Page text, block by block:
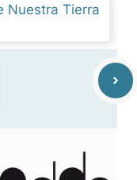
Nuestra Tierra